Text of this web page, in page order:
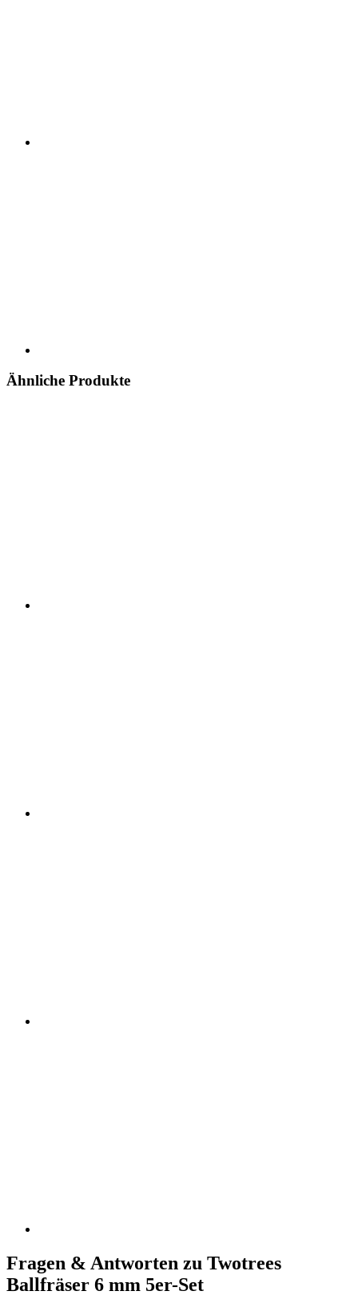
Ähnliche Produkte
Fragen & Antworten zu Twotrees
Ballfräser 6 mm 5er-Set